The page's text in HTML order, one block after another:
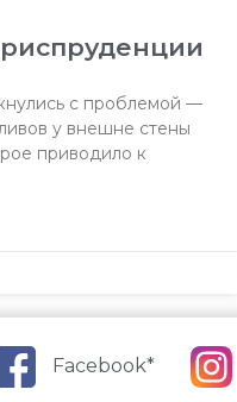
с проблемой —
у внешне стены
приводило к
Facebook*